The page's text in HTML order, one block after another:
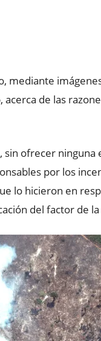
mediante
de las
, sin ofrecer ninguna
por los
lo hicieron en
del factor de